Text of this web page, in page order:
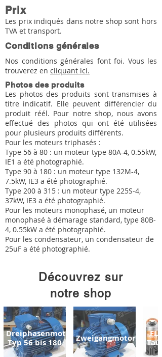
Prix
Les prix indiqués dans notre shop sont hors
TVA et transport.
Conditions générales
Nos conditions générales font foi. Vous les
trouverez en cliquant ici.
Photos des produits
Les photos des produits sont transmises à
titre indicatif. Elle peuvent différencier du
produit réél. Pour notre shop, nous avons
effectué des photos qui ont été utilisées
pour plusieurs produits différents.
Pour les moteurs triphasés :
Type 56 à 80 : un moteur type 80A-4, 0.55kW,
IE1 a été photographié.
Type 90 à 180 : un moteur type 132M-4,
7.5kW, IE3 a été photographié.
Type 200 à 315 : un moteur type 225S-4,
37kW, IE3 a été photographié.
Pour les moteurs monophasé, un moteur
monophasé à démarage standard, type 80B-
4, 0.55kW a été photographié.
Pour les condensateur, un condensateur de
25uF a été photographié.
Découvrez sur
notre shop
Dreiphasenmotoren
Typ 56 bis 180
Zweigangmotoren